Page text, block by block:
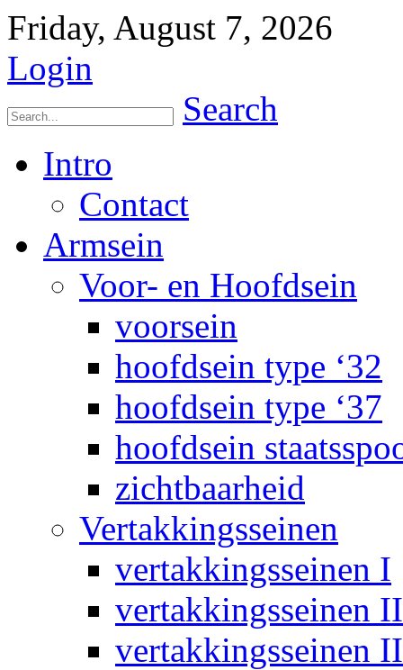
Friday, August 7, 2026
Login
Search
Intro
Contact
Armsein
Voor- en Hoofdsein
voorsein
hoofdsein type ‘32
hoofdsein type ‘37
hoofdsein
zichtbaarheid
Vertakkingsseinen
vertakkingsseinen I
vertakkingsseinen II
vertakkingsseinen